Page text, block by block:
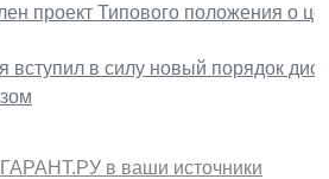
проект Типового положения о
вступил в силу новый порядок
в ваши источники